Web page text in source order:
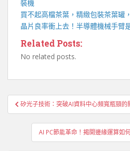
裝機
買不起高檔茶葉，精緻包裝茶葉罐
晶片良率衝上去！ 半導體機械手臂
Related Posts:
No related posts.
文
章
矽光子技術：突破AI資料中心頻寬瓶頸的
AI PC節能革命！揭開邊緣運算如